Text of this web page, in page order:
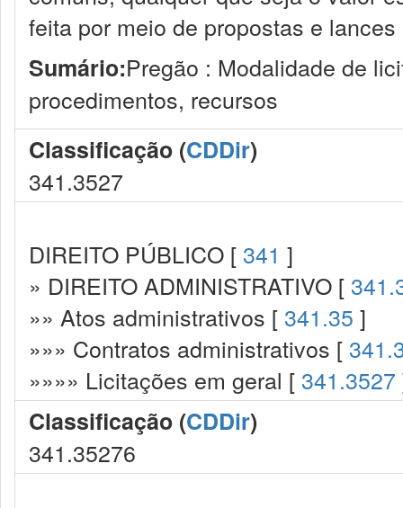
feita por meio de propostas e
Sumário:Pregão : Modalidade de
procedimentos, recursos
Classificação (CDDir)
341.3527
DIREITO PÚBLICO [ 341 ]
» DIREITO ADMINISTRATIVO [
»» Atos administrativos [ 341.35 ]
»»» Contratos administrativos [
»»»» Licitações em geral [ 341.3527
Classificação (CDDir)
341.35276